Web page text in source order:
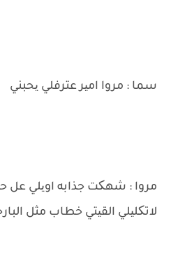
سما : مروا امیر عترفلي یحبني
مروا : شهکت جذابه اویلي عل
لاتکلیلي القیتي خطاب مثل